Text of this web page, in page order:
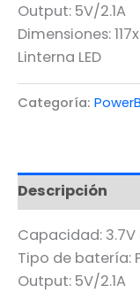
Output: 5V/2.1A
Dimensiones:
Linterna LED
Categoría:
Descripción
Capacidad:
Tipo de batería:
Output: 5V/2.1A